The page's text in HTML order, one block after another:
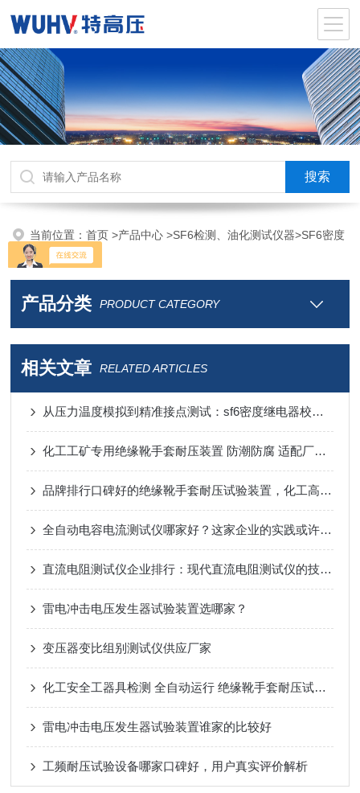
当前位置：首页>产品中心>SF6检测、油化测试仪器>SF6密度
继电器校验仪
产品分类 PRODUCT CATEGORY
相关文章 RELATED ARTICLES
从压力温度模拟到精准接点测试：sf6密度继电器校验仪谁家的比较好
化工工矿专用绝缘靴手套耐压装置 防潮防腐 适配厂区年检
品牌排行口碑好的绝缘靴手套耐压试验装置，化工高压安全器具检测方案
全自动电容电流测试仪哪家好？这家企业的实践或许能给您答案
直流电阻测试仪企业排行：现代直流电阻测试仪的技术路径与品牌选择
雷电冲击电压发生器试验装置选哪家？
变压器变比组别测试仪供应厂家
化工安全工器具检测 全自动运行 绝缘靴手套耐压试验装置工况选型参考
雷电冲击电压发生器试验装置谁家的比较好
工频耐压试验设备哪家口碑好，用户真实评价解析